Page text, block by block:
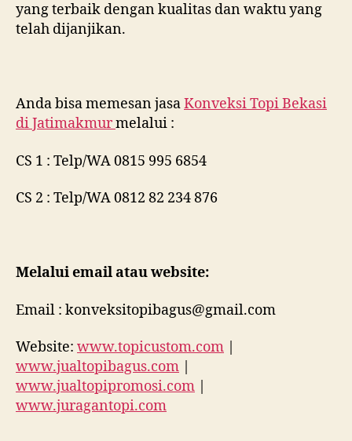
yang terbaik dengan kualitas dan waktu yang
telah dijanjikan.
Anda bisa memesan jasaKonveksi Topi Bekasi
diJatimakmurmelalui :
CS 1 : Telp/WA 0815 995 6854
CS 2 : Telp/WA 0812 82 234 876
Melalui email atau website:
Email : konveksitopibagus@gmail.com
Website: www.topicustom.com
www.jualtopibagus.com
www.jualtopipromosi.com
www.juragantopi.com